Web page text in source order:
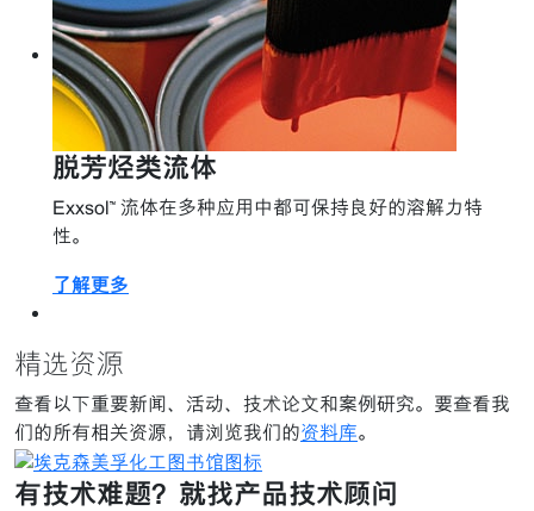
脱芳烃类流体
Exxsol™ 流体在多种应用中都可保持良好的溶解力特
性。
了解更多
精选资源
查看以下重要新闻、活动、技术论文和案例研究。要查看我
们的所有相关资源，请浏览我们的资料库。
有技术难题？就找产品技术顾问